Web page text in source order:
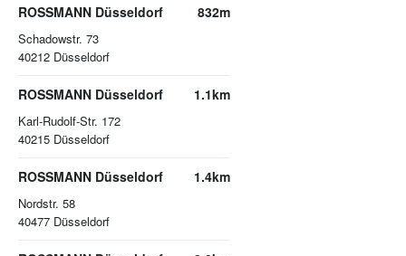
ROSSMANN Düsseldorf
Schadowstr. 73
40212 Düsseldorf
832m
ROSSMANN Düsseldorf
Karl-Rudolf-Str. 172
40215 Düsseldorf
1.1km
ROSSMANN Düsseldorf
Nordstr. 58
40477 Düsseldorf
1.4km